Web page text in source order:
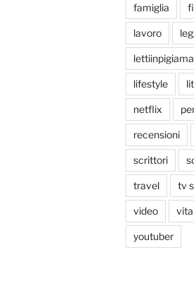
famiglia
lavoro
lettiinpigiama
lifestyle
netflix
recensioni
scrittori
travel tv
video vita
youtuber